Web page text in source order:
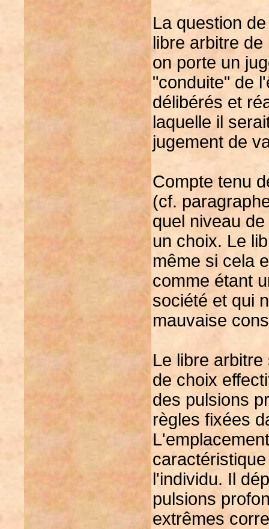
La question
libre arbitre
on porte un
"conduite" de
délibérés et
laquelle il
jugement de
Compte tenu
(cf.
quel niveau
un choix. Le
même si cela
comme étant
société et qui
mauvaise
Le libre
de choix
des pulsions
règles fixées
l'individu. Il
pulsions
extrêmes